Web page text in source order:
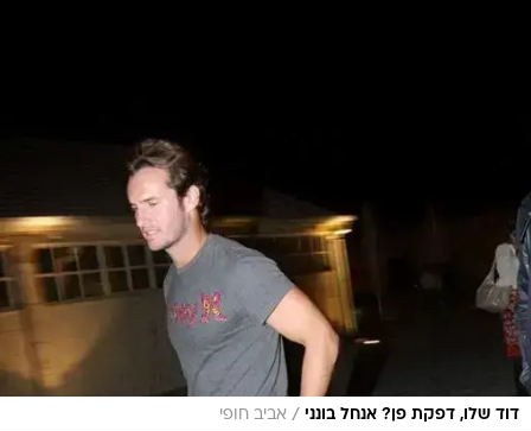
דוד שלו, דפקת פן? אנחל בונני / אביב חופי